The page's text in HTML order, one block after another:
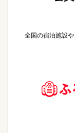
全国の宿泊施設